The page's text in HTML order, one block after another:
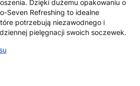
Dzięki dużemu opakowaniu o
Seven Refreshing to idealne
potrzebują niezawodnego i
pielęgnacji swoich soczewek.